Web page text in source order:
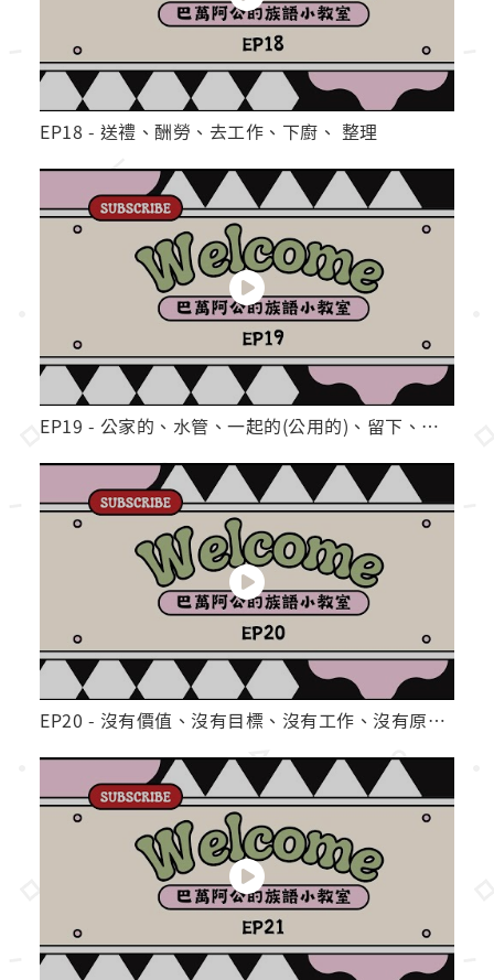
EP18 - 送禮、酬勞、去工作、下廚、 整理
EP19 - 公家的、水管、一起的(公用的)、留下、留一些
EP20 - 沒有價值、沒有目標、沒有工作、沒有原因、 沒有錢